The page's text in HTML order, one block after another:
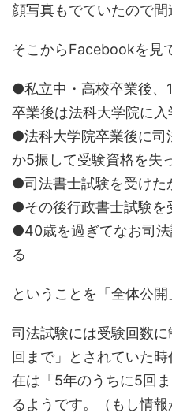
顔写真もでていたので間
そこからFacebookを見
●私立中・高校卒業後、
卒業後は法科大学院に入
●法科大学院卒業後に司
か5振して受験資格を失
●司法書士試験を受けた
●その後行政書士試験を
●40歳を過ぎてなお司
る
ということを「全体公開
司法試験には受験回数
回まで」とされていた
在は「5年のうちに5回
るようです。（もし情